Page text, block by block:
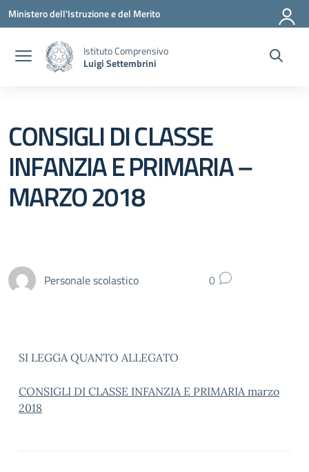
Vai ai contenuti
Vai al menu di navigazione
Vai al footer
Ministero dell'Istruzione e del Merito
Istituto Comprensivo
Luigi Settembrini
CONSIGLI DI CLASSE
INFANZIA E PRIMARIA –
MARZO 2018
Personale scolastico 0
SI LEGGA QUANTO ALLEGATO
CONSIGLI DI CLASSE INFANZIA E PRIMARIA marzo
2018